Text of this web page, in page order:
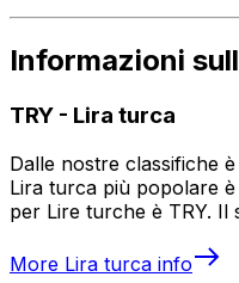
Informazioni
TRY - Lira turca
Dalle nostre classifiche
Lira turca più popolare
per Lire turche è TRY. Il
More Lira turca info